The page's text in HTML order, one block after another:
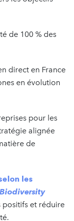
de 100 % des
direct en France
en évolution
pour les
alignée
de
les
positifs et réduire